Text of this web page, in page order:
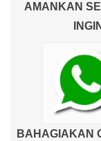
AMANKAN
BAHAGIAKAN